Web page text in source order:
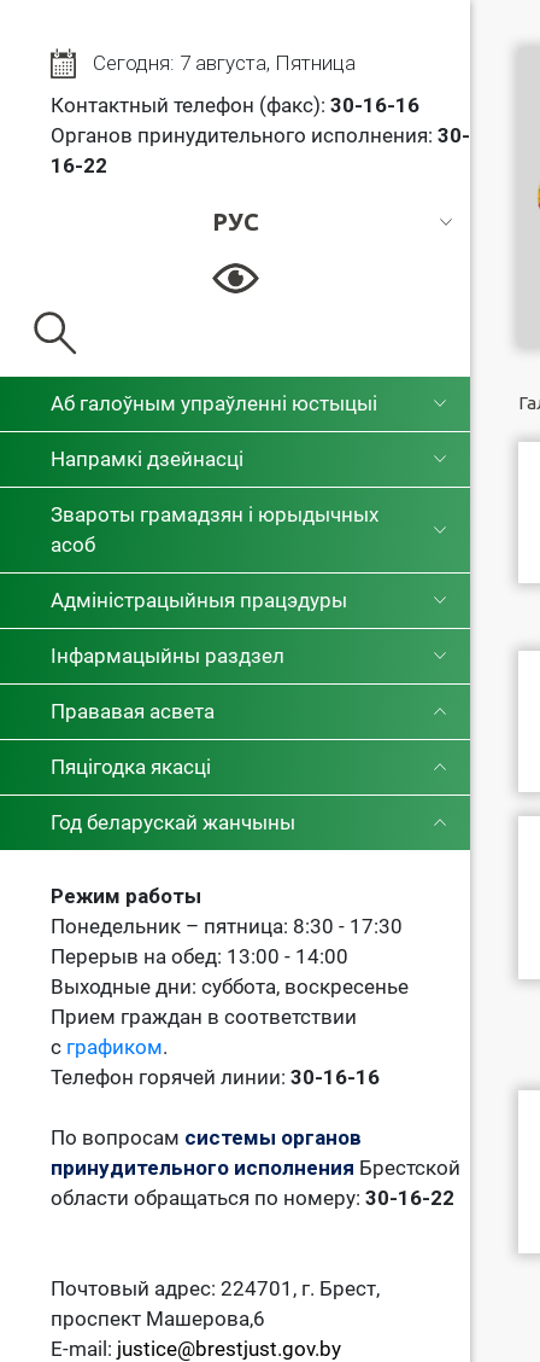
Сегодня: 7 августа, Пятница
Контактный телефон (факс): 30-16-16
Органов принудительного исполнения: 30-
16-22
РУС
РУС
Аб галоўным упраўленні юстыцыі
Напрамкі дзейнасці
Звароты грамадзян і юрыдычных
асоб
Адміністрацыйныя працэдуры
Інфармацыйны раздзел
Прававая асвета
Пяцігодка якасці
Год беларускай жанчыны
Режим работы
Понедельник – пятница: 8:30 - 17:30
Перерыв на обед: 13:00 - 14:00
Выходные дни: суббота, воскресенье
Прием граждан в соответствии
с графиком.
Телефон горячей линии: 30-16-16
По вопросам системы органов
принудительного исполнения Брестской
области обращаться по номеру: 30-16-22
Почтовый адрес: 224701, г. Брест,
проспект Машерова,6
E-mail: justice@brestjust.gov.by